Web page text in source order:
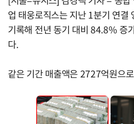
업 태웅로직스는 지난 1분기 연결
기록해 전년 동기 대비 84.8% 증
다.
같은 기간 매출액은 2727억원으